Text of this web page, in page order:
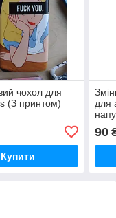
чохол для
(З принтом)
Купити
для
90